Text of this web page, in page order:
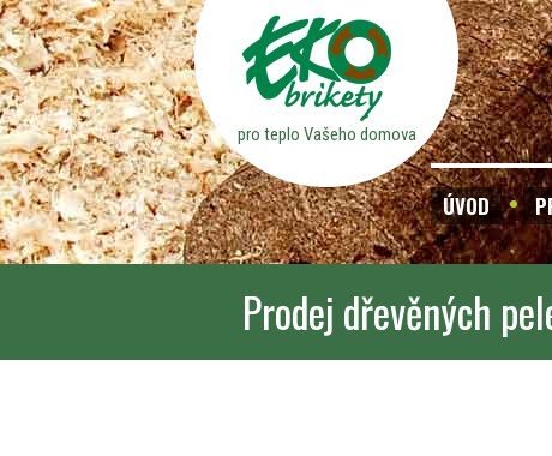
pro teplo Vašeho domova
ÚVOD
Prodej dřevěných